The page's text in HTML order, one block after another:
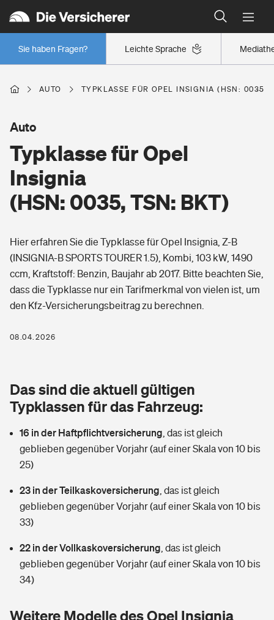
Leichte Sprache
Sie haben Fragen?
Wer versichert was: Jetzt Versicherer finden
Regionalklassen: So ist Ihre Region eingestuft
Wer versichert was: Jetzt Versicherer finden
Berufsunfähigkeitsversicherung
Erwerbsunfähigkeitsversicherung
Arbeitsrechtsschutz
Berufshaftpflichtversicherung
Rentenrechner: Wie viel Geld bekomme ich im Alter?
Wer versichert was: Jetzt Versicherer finden
Sie haben Fragen?
Wohnen
Wohngebäudeversicherung
Hausratversicherung
Elementarversicherung
Photovoltaik
Wärmepumpen versichern
Vermieterrrechtsschutz
Mietkautionsversicherung
Restkreditversicherung
Zur Übersicht
Hochwasser-Check: Wie gefährdet ist Ihr Haus?
Wer versichert was: Jetzt Versicherer finden
Pri­vate Haft­pflicht­
Rechts­schutz­ver­si­che­rung
Kinderunfall­ver­si­che­rung
Reiseversicherung
Handyversicherung
Private Cyberversicherung
Musikinstrumentenversicherung
Gesundheit
Private Krankenversicherung
Tierkrankenversicherung
Zur Übersicht
Wer versichert was: Jetzt Versicherer finden
Sie haben Fragen?
Rentenrechner: Wie viel Geld bekomme ich im Alter?
AUTO TYPKLASSE FÜR OPEL INSIGNIA (HSN: 0035,
Typklasse für Opel
Insignia
(HSN: 0035, TSN: BKT)
Auto
Hier erfahren Sie die Typklasse für Opel Insignia, Z-B
(INSIGNIA-B SPORTS TOURER 1.5), Kombi, 103 kW, 1490
ccm, Kraftstoff: Benzin, Baujahr ab 2017. Bitte beachten Sie,
dass die Typklasse nur ein Tarifmerkmal von vielen ist, um
den Kfz-Versicherungsbeitrag zu berechnen.
08.04.2026
Das sind die aktuell gültigen
Typklassen für das Fahrzeug:
16 in der Haftpflichtversicherung das ist gleich
geblieben gegenüber Vorjahr (auf einer Skala von 10 bis
25)
23 in der Teilkaskoversicherung das ist gleich
geblieben gegenüber Vorjahr (auf einer Skala von 10 bis
33)
22 in der Vollkaskoversicherung das ist gleich
geblieben gegenüber Vorjahr (auf einer Skala von 10 bis
34)
Weitere Modelle des Opel Insignia